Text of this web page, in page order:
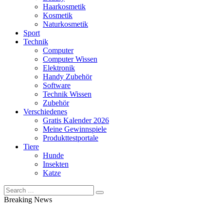
Haarkosmetik
Kosmetik
Naturkosmetik
Sport
Technik
Computer
Computer Wissen
Elektronik
Handy Zubehör
Software
Technik Wissen
Zubehör
Verschiedenes
Gratis Kalender 2026
Meine Gewinnspiele
Produkttestportale
Tiere
Hunde
Insekten
Katze
Breaking News